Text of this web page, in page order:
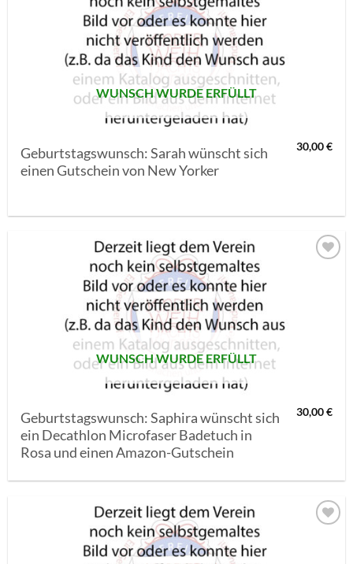
WUNSCH WURDE ERFÜLLT
Geburtstagswunsch: Sarah wünscht sich
einen Gutschein von New Yorker
30,00€
WUNSCH WURDE ERFÜLLT
Geburtstagswunsch: Saphira wünscht sich
ein Decathlon Microfaser Badetuch in
Rosa und einen Amazon-Gutschein
30,00€